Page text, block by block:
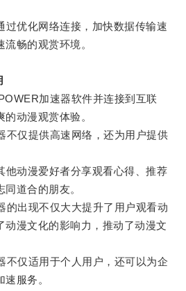
优化网络连接，加快数据传输速
畅的观赏环境。
加速器软件并连接到互联
动漫观赏体验。
仅提供高速网络，还为用户提供
动漫爱好者分享观看心得、推荐
道合的朋友。
出现不仅大大提升了用户观看动
动漫文化的影响力，推动了动漫文
仅适用于个人用户，还可以为企
服务。